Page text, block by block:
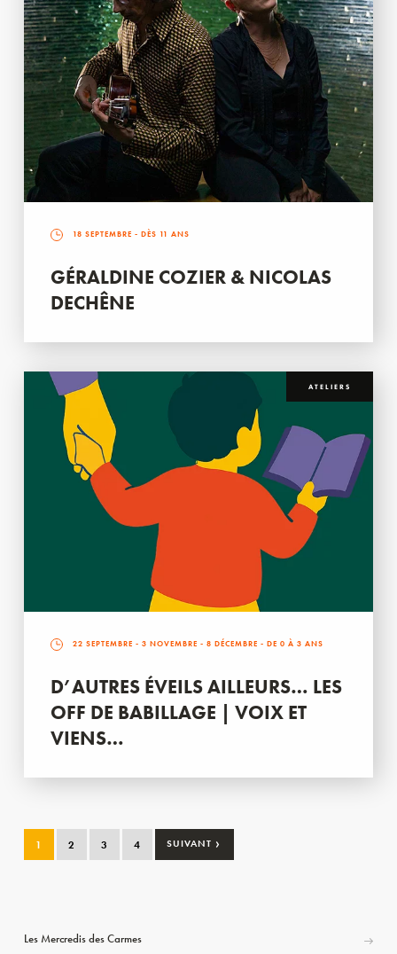
18 SEPTEMBRE - DÈS 11 ANS
GÉRALDINE COZIER & NICOLAS
DECHÊNE
ATELIERS
22 SEPTEMBRE - 3 NOVEMBRE - 8 DÉCEMBRE - DE 0 À 3 ANS
D’AUTRES ÉVEILS AILLEURS… LES
OFF DE BABILLAGE | VOIX ET
VIENS…
1 2 3 4 SUIVANT ›
Les Mercredis des Carmes